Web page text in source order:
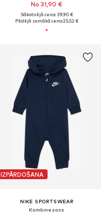
No 31,90 €
Sākotnējā cena: 39,90 €
Pēdējā zemākā cena:25,52 €
IZPĀRDOŠANA
NIKE SPORTSWEAR
Kombinezons